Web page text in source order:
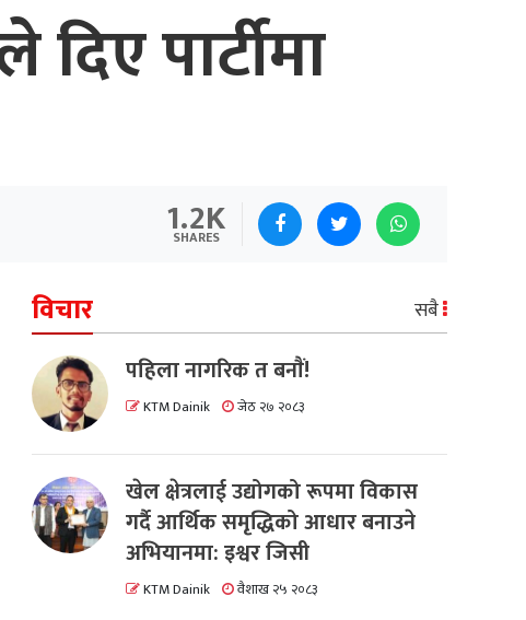
पार्टीमा
1.2K
SHARES
विचार सबै
पहिला नागरिक त बनाैं!
KTM Dainik जेठ २७ २०८३
खेल क्षेत्रलाई उद्योगको रूपमा विकास
गर्दै आर्थिक समृद्धिको आधार बनाउने
अभियानमा: इश्वर जिसी
KTM Dainik वैशाख २५ २०८३